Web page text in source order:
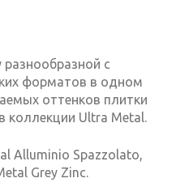
с
форматов в одном
оттенков плитки
коллекции Ultra Metal.
Alluminio Spazzolato,
Grey Zinc.